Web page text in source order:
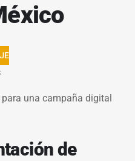
una campaña digital
de